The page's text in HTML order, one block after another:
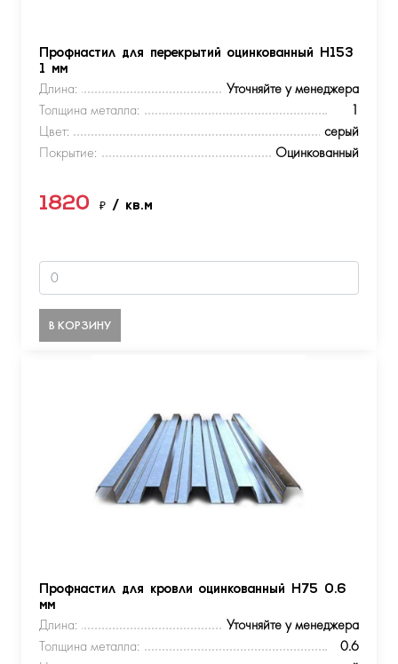
Профнастил для перекрытий оцинкованный Н153
1 мм
Длина:
Уточняйте у менеджера
Толщина металла:
1
Цвет:
серый
Покрытие:
Оцинкованный
1820 ₽ / кв.м
В КОРЗИНУ
Профнастил для кровли оцинкованный Н75 0.6
мм
Длина:
Уточняйте у менеджера
Толщина металла:
0.6